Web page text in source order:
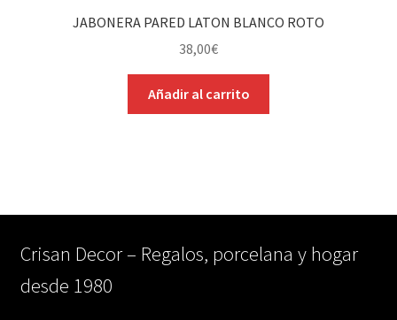
JABONERA PARED LATON BLANCO ROTO
38,00€
Añadir al carrito
Crisan Decor – Regalos, porcelana y hogar
desde 1980